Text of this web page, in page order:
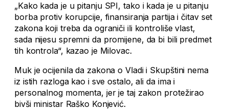
„Kako kada je u pitanju SPI, tako i kada je u pitanju
borba protiv korupcije, finansiranja partija i čitav set
zakona koji treba da ograniči ili kontroliše vlast,
sada nijesu spremni da promijene, da bi bili predmet
tih kontrola“, kazao je Milovac.
Muk je ocijenila da zakona o Vladi i Skupštini nema
iz istih razloga kao i sve ostalo, ali da ima i
personalnog momenta, jer je taj zakon protežirao
bivši ministar Raško Konjević.